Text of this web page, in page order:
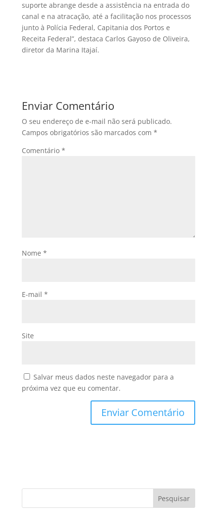
suporte abrange desde a assistência na entrada do
canal e na atracação, até a facilitação nos processos
junto à Polícia Federal, Capitania dos Portos e
Receita Federal”, destaca Carlos Gayoso de Oliveira,
diretor da Marina Itajaí.
Enviar Comentário
O seu endereço de e-mail não será publicado.
Campos obrigatórios são marcados com *
Comentário *
Nome *
E-mail *
Site
Salvar meus dados neste navegador para a
próxima vez que eu comentar.